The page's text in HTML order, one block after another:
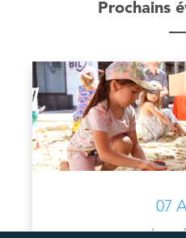
Prochains
07
Jeune